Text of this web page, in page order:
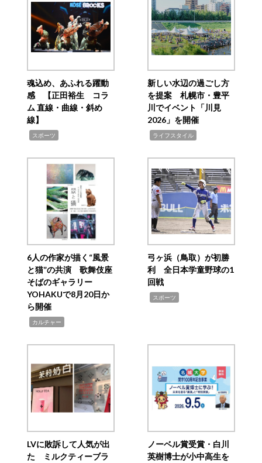
魂込め、あふれる躍動
感 【正田裕生 コラ
ム 直線・曲線・斜め
線】
スポーツ
新しい水辺の過ごし方
を提案 札幌市・豊平
川でイベント「川見
2026」を開催
ライフスタイル
6人の作家が描く“風景
と猫”の共演 歌舞伎座
そばのギャラリー
YOHAKUで8月20日か
ら開催
カルチャー
弓ヶ浜（鳥取）が初勝
利 全日本学童野球の1
回戦
スポーツ
LVに敗訴して人気が出
た ミルクティーブラ
ノーベル賞受賞・白川
英樹博士が小中高生を